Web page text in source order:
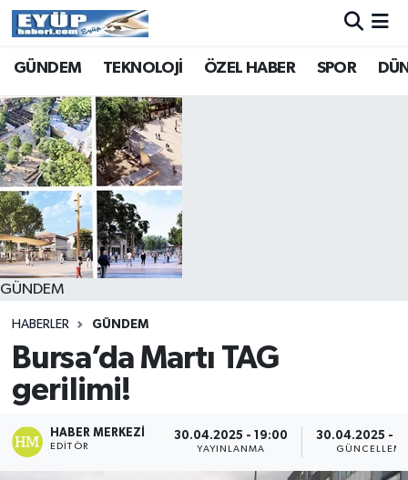
GÜNDEM TEKNOLOJİ ÖZEL HABER SPOR
GÜNDEM
HABERLER GÜNDEM
Bursa’da Martı TAG
gerilimi!
HABER MERKEZI
EDITÖR
30.04.2025 - 19:00
YAYINLANMA
30.04.2025 -